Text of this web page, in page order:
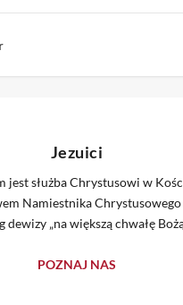
Jezuici
jest służba Chrystusowi w
Namiestnika Chrystusowego
dewizy „na większą chwałę
POZNAJ NAS